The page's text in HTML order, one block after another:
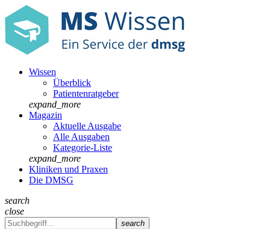
Wissen
Überblick
Patientenratgeber
expand_more
Magazin
Aktuelle Ausgabe
Alle Ausgaben
Kategorie-Liste
expand_more
Kliniken und Praxen
Die DMSG
search
close
search